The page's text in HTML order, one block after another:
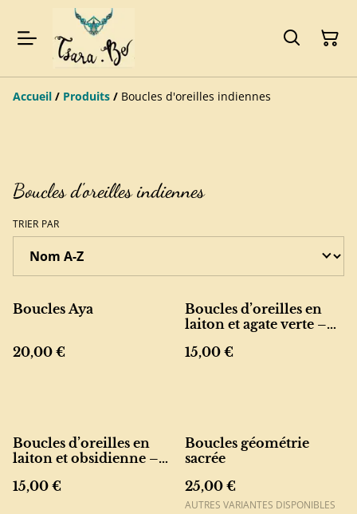
Accueil / Produits / Boucles d'oreilles indiennes
Boucles d'oreilles indiennes
TRIER PAR
Boucles Aya
20,00 €
Boucles d’oreilles en
laiton et agate verte –
15,00 €
Boucles d’oreilles en
laiton et obsidienne –
15,00 €
Boucles géométrie
sacrée
25,00 €
AUTRES VARIANTES DISPONIBLES